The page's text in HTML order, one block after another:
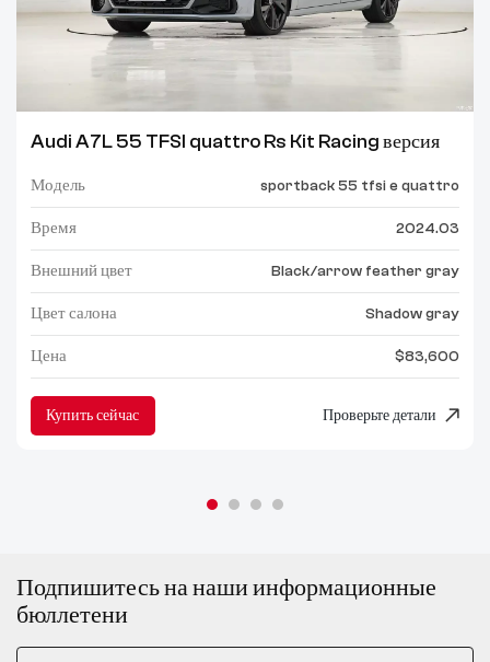
Audi A7L 55 TFSI quattro Rs Kit Racing версия
Модель sportback 55 tfsi e quattro
Время 2024.03
Внешний цвет Black/arrow feather gray
Цвет салона Shadow gray
Цена $83,600
Купить сейчас Проверьте детали
Подпишитесь на наши информационные
бюллетени